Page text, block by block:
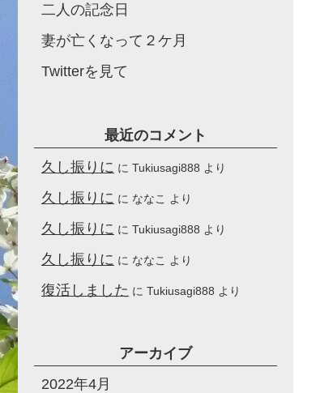
二人の記念日
妻が亡くなって２ケ月
Twitterを見て
最近のコメント
久し振りに に Tukiusagi888 より
久し振りに に ななこ より
久し振りに に Tukiusagi888 より
久し振りに に ななこ より
復活しました に Tukiusagi888 より
アーカイブ
2022年4月